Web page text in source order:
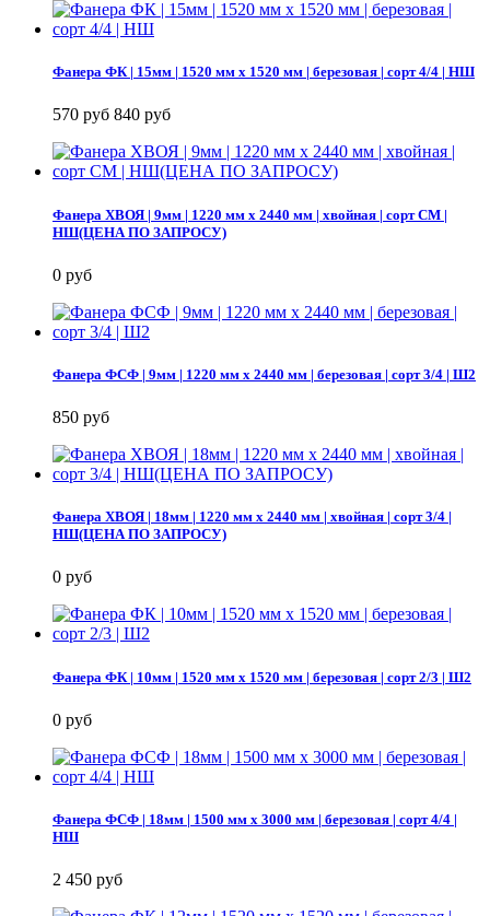
Фанера ФК | 15мм | 1520 мм х 1520 мм | березовая | сорт 4/4 | НШ
570 руб 840 руб
Фанера ХВОЯ | 9мм | 1220 мм х 2440 мм | хвойная | сорт СМ |
НШ(ЦЕНА ПО ЗАПРОСУ)
0 руб
Фанера ФСФ | 9мм | 1220 мм х 2440 мм | березовая | сорт 3/4 | Ш2
850 руб
Фанера ХВОЯ | 18мм | 1220 мм х 2440 мм | хвойная | сорт 3/4 |
НШ(ЦЕНА ПО ЗАПРОСУ)
0 руб
Фанера ФК | 10мм | 1520 мм х 1520 мм | березовая | сорт 2/3 | Ш2
0 руб
Фанера ФСФ | 18мм | 1500 мм х 3000 мм | березовая | сорт 4/4 |
НШ
2 450 руб